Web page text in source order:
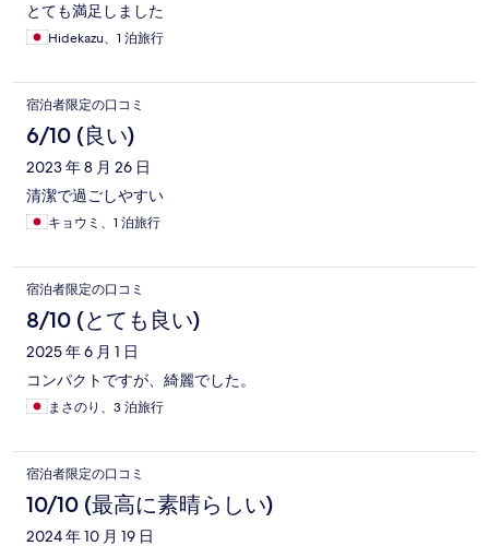
とても満足しました
Hidekazu、1 泊旅行
宿泊者限定の口コミ
6/10 (良い)
2023 年 8 月 26 日
清潔で過ごしやすい
キョウミ、1 泊旅行
宿泊者限定の口コミ
8/10 (とても良い)
2025 年 6 月 1 日
コンパクトですが、綺麗でした。
まさのり、3 泊旅行
宿泊者限定の口コミ
10/10 (最高に素晴らしい)
2024 年 10 月 19 日